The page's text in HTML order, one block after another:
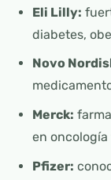
Eli Lilly:
diabetes,
Novo
Merck:
en
Pfizer: